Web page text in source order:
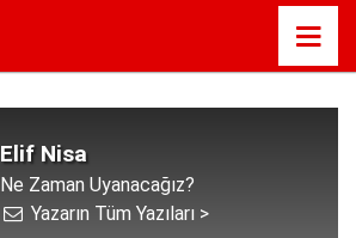
Elif Nisa
Ne Zaman Uyanacağız?
Yazarın Tüm Yazıları >